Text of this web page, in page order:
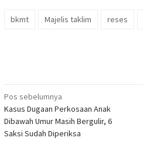
bkmt Majelis taklim reses
Navigasi
pos
Pos sebelumnya
Kasus Dugaan Perkosaan Anak
Dibawah Umur Masih Bergulir, 6
Saksi Sudah Diperiksa